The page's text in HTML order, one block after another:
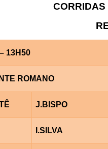
13H50
ROMANO
J.BISPO
I.SILVA